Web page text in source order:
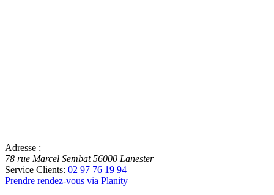
Adresse :
78 rue Marcel Sembat 56000 Lanester
Service Clients: 02 97 76 19 94
Prendre rendez-vous via Planity